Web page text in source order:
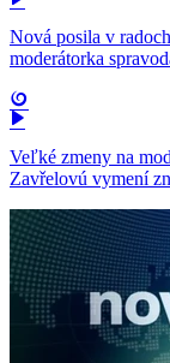
Nová posila v
moderátorka
Veľké zmeny na
Zavřelovú vymení